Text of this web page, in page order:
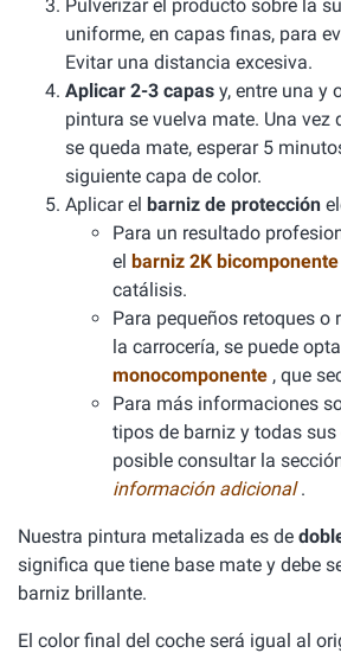
Pulverizar el producto sobre la
uniforme, en capas finas, para
Evitar una distancia excesiva.
Aplicar 2-3 capas y, entre una y
pintura se vuelva mate. Una vez
se queda mate, esperar 5
siguiente capa de color.
Aplicar el barniz de protección
Para un resultado
el barniz 2K bicomponente
catálisis.
Para pequeños retoques o
la carrocería, se puede
monocomponente , que
Para más informaciones
tipos de barniz y todas
posible consultar la
información adicional.
Nuestra pintura metalizada es de
significa que tiene base mate y debe
barniz brillante.
El color final del coche será igual al